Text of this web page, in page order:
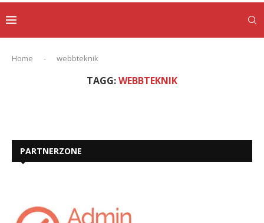
Home - webbteknik
TAGG:WEBBTEKNIK
PARTNERZONE